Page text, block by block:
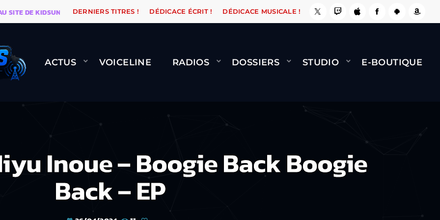
DE KIDSUNE WARÉTRO ORANGE ROAD QUI PASSE, ÇA LE FAIT ! NAMI BERNARD MINET - FLY
DERNIERS TITRES ! DÉDICACE ÉCRIT ! DÉDICACE MUSICALE !
ACTUS VOICELINE RADIOS DOSSIERS STUDIO E-BOUTIQUE
Inoue – Boogie Back Boogie
Back – EP